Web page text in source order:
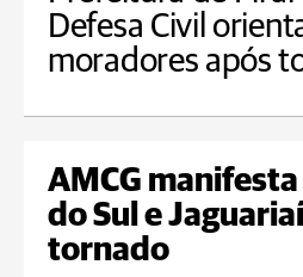
Defesa Civil
moradores após
AMCG
do Sul e
tornado